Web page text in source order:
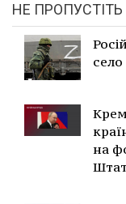
НЕ ПРОПУСТІТЬ
село
на